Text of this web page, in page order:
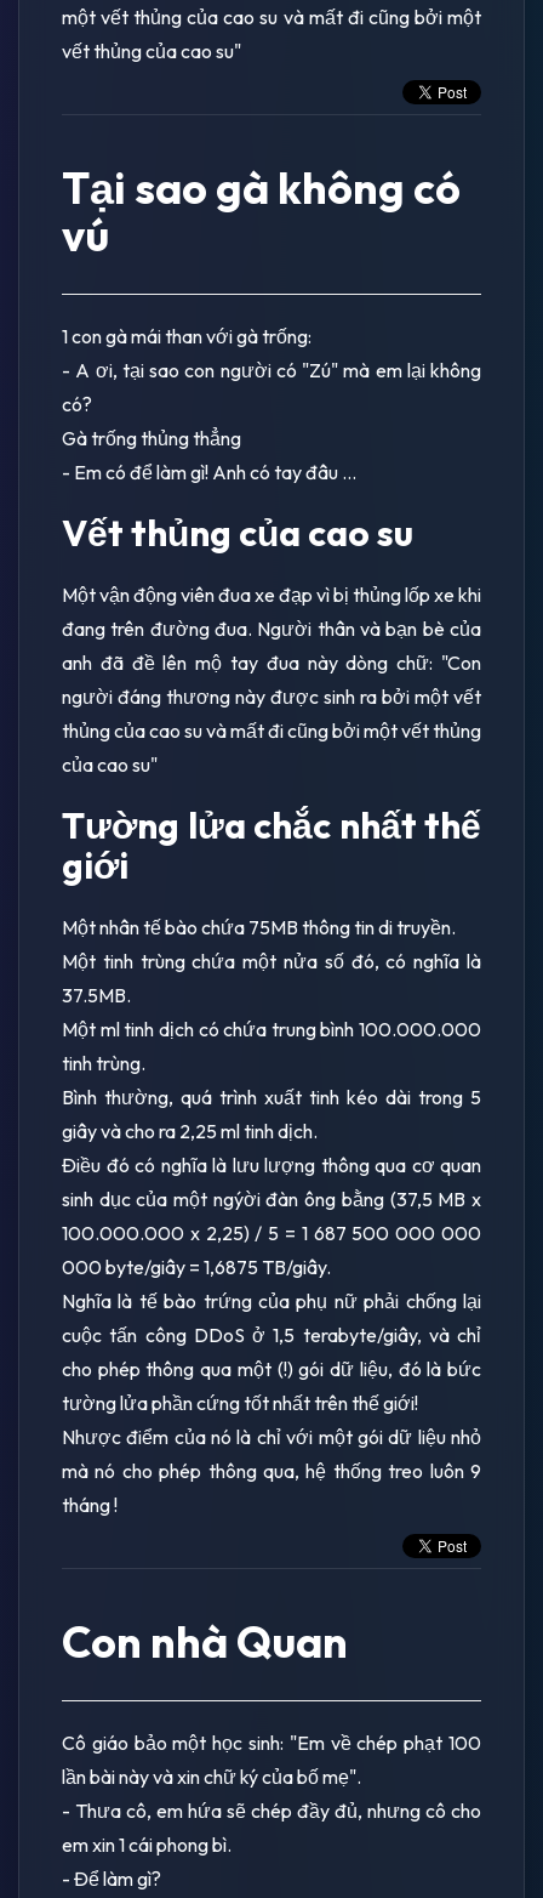
một vết thủng của cao su và mất đi cũng bởi một
vết thủng của cao su"
Tại sao gà không có
vú
1 con gà mái than với gà trống:
- A ơi, tại sao con người có "Zú" mà em lại không
có?
Gà trống thủng thẳng
- Em có để làm gì! Anh có tay đâu ...
Vết thủng của cao su
Một vận động viên đua xe đạp vì bị thủng lốp xe khi
đang trên đường đua. Người thân và bạn bè của
anh đã đề lên mộ tay đua này dòng chữ: "Con
người đáng thương này được sinh ra bởi một vết
thủng của cao su và mất đi cũng bởi một vết thủng
của cao su"
Tường lửa chắc nhất thế
giới
Một nhân tế bào chứa 75MB thông tin di truyền.
Một tinh trùng chứa một nửa số đó, có nghĩa là
37.5MB.
Một ml tinh dịch có chứa trung bình 100.000.000
tinh trùng.
Bình thường, quá trình xuất tinh kéo dài trong 5
giây và cho ra 2,25 ml tinh dịch.
Điều đó có nghĩa là lưu lượng thông qua cơ quan
sinh dục của một ngýời đàn ông bằng (37,5 MB x
100.000.000 x 2,25) / 5 = 1 687 500 000 000
000 byte/giây = 1,6875 TB/giây.
Nghĩa là tế bào trứng của phụ nữ phải chống lại
cuộc tấn công DDoS ở 1,5 terabyte/giây, và chỉ
cho phép thông qua một (!) gói dữ liệu, đó là bức
tường lửa phần cứng tốt nhất trên thế giới!
Nhược điểm của nó là chỉ với một gói dữ liệu nhỏ
mà nó cho phép thông qua, hệ thống treo luôn 9
tháng !
Con nhà Quan
Cô giáo bảo một học sinh: "Em về chép phạt 100
lần bài này và xin chữ ký của bố mẹ".
- Thưa cô, em hứa sẽ chép đầy đủ, nhưng cô cho
em xin 1 cái phong bì.
- Để làm gì?